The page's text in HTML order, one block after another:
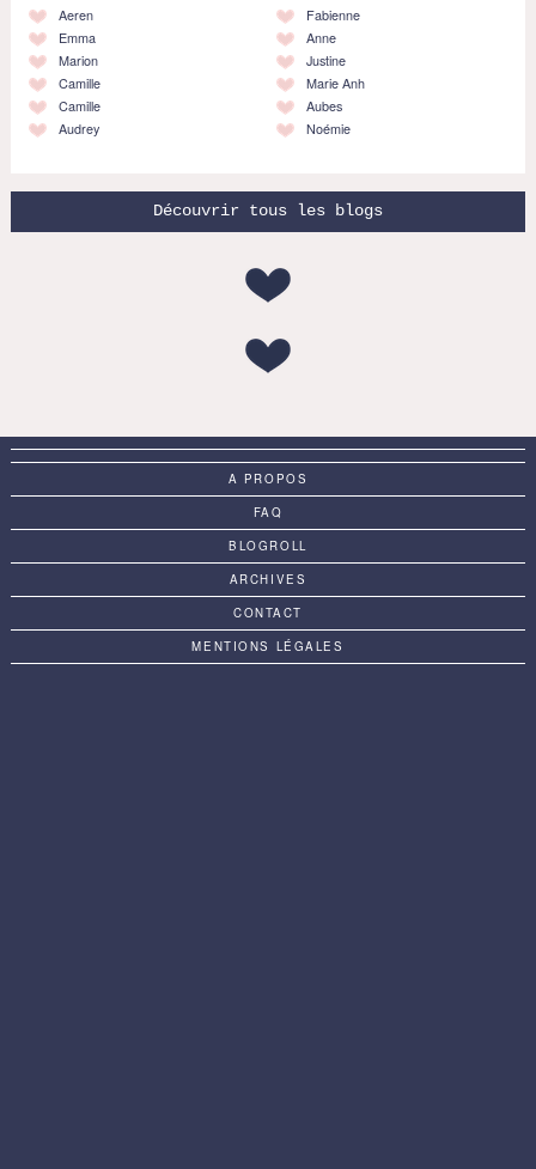
Aeren
Emma
Marion
Camille
Camille
Audrey
Fabienne
Anne
Justine
Marie Anh
Aubes
Noémie
Découvrir tous les blogs
A PROPOS
FAQ
BLOGROLL
ARCHIVES
CONTACT
MENTIONS LÉGALES